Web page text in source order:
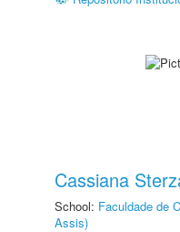
Cassiana
School: Faculdade de
Assis)